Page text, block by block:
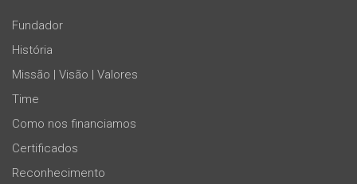
Fundador
História
Missão | Visão | Valores
Time
Como nos financiamos
Certificados
Reconhecimento